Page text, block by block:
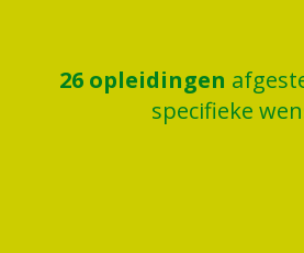
26 opleidingen
specifieke